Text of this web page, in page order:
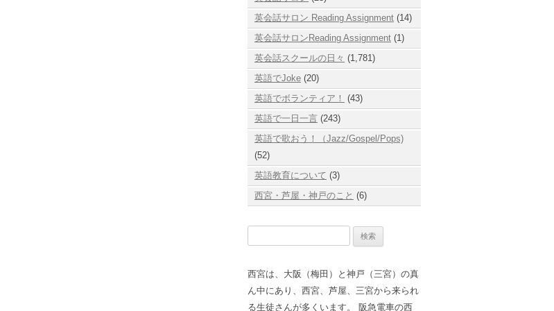
英会話サロン Reading Assignment (14)
英会話サロンReading Assignment (1)
英会話スクールの日々 (1,781)
英語でJoke (20)
英語でボランティア！
(43)
英語で一日一言 (243)
英語で歌おう！（Jazz/Gospel/Pops)
(52)
英語教育について (3)
西宮・芦屋・神戸のこと (6)
西宮は、大阪（梅田）と神戸（三宮）の真
ん中にあり、西宮、芦屋、三宮から来られ
る生徒さんが多くいます。 阪急電車の西